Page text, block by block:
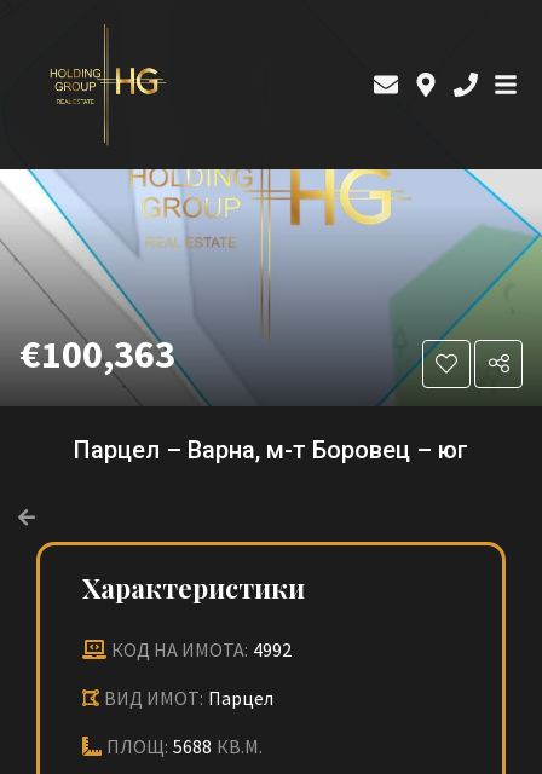
€100,363
Парцел – Варна, м-т Боровец – юг
Характеристики
КОД НА ИМОТА: 4992
ВИД ИМОТ: Парцел
ПЛОЩ: 5688 КВ.М.